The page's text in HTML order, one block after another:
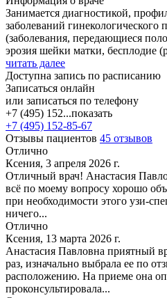
Занимается диагностикой,
заболеваний
(заболевания, передающиеся
эрозия шейки матки, бесплодие
читать далее
Доступна запись по расписанию
Записаться онлайн
или записаться по телефону
+7 (495) 152...показать
+7 (495) 152-85-67
Отзывы пациентов 45 отзывов
Отлично
Ксения, 3 апреля 2026 г.
Отличный врач! Анастасия
всё по моему вопросу хорошо
при необходимости этого узи-
ничего...
Отлично
Ксения, 13 марта 2026 г.
Анастасия Павловна приятный
раз, изначально выбрала ее по
расположению. На приеме она
проконсультировала...